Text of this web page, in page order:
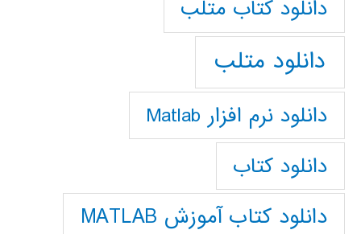
دانلود كتاب متلب
دانلود متلب
دانلود نرم افزار Matlab
دانلود کتاب
دانلود کتاب آموزش MATLAB